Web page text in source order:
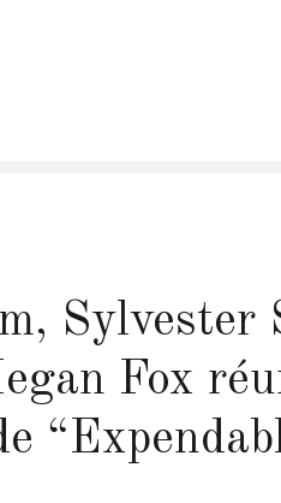
Sylvester
Fox